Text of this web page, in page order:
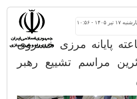
۱۷ تیر ۱۴۰۵ - ۱۰:۵۶
۲۴ ساعته پایانه مرزی خسروی
مراسم تشییع رهبر